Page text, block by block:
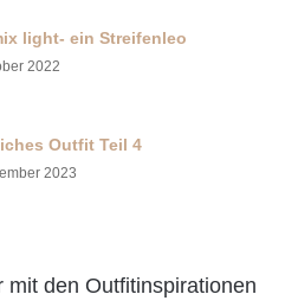
light- ein Streifenleo
2022
Outfit Teil 4
2023
mit den Outfitinspirationen